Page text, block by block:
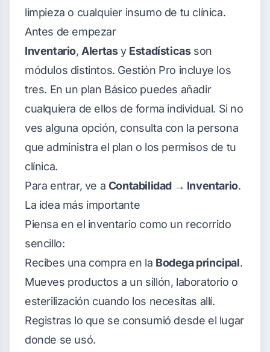
limpieza o cualquier insumo de tu clínica.
Antes de empezar
Inventario, Alertasy Estadísticasson
módulos distintos. Gestión Pro incluye los
tres. En un plan Básico puedes añadir
cualquiera de ellos de forma individual. Si no
ves alguna opción, consulta con la persona
que administra el plan o los permisos de tu
clínica.
Para entrar, ve a Contabilidad → Inventario.
La idea más importante
Piensa en el inventario como un recorrido
sencillo:
Recibes una compra en la Bodega principal.
Mueves productos a un sillón, laboratorio o
esterilización cuando los necesitas allí.
Registras lo que se consumió desde el lugar
donde se usó.